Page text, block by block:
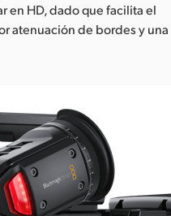
en HD, dado que facilita el
atenuación de bordes y una